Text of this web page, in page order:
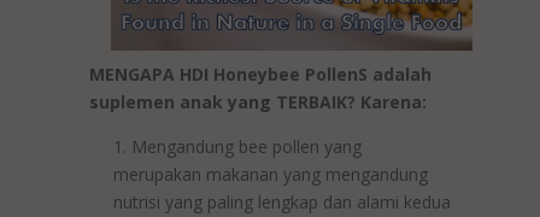
MENGAPA HDI Honeybee PollenS adalah
suplemen anak yang TERBAIK? Karena:
Mengandung bee pollen yang
merupakan makanan yang mengandung
nutrisi yang paling lengkap dan alami kedua